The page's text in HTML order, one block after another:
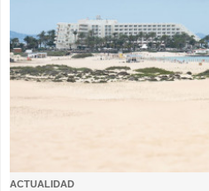
ACTUALIDAD